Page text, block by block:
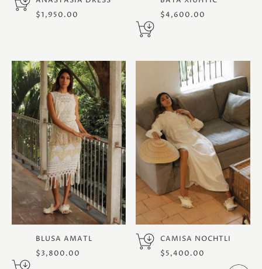
$1,950.00
$4,600.00
BLUSA AMATL
$3,800.00
CAMISA NOCHTLI
$5,400.00